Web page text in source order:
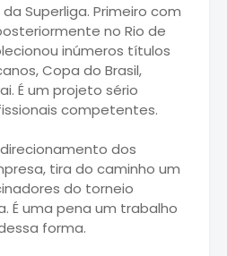
Superliga. Primeiro com
no Rio de
inúmeros títulos
Copa do Brasil,
É um projeto sério
competentes.
dos
tira do caminho um
do torneio
É uma pena um trabalho
forma.